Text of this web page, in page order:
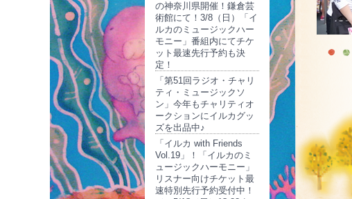
の神奈川県開催！鎌倉芸
術館にて！3/8（日）「イ
ルカのミュージックハー
モニー」番組内にてチケ
ット最速先行予約も決
定！
「第51回ラジオ・チャリ
ティ・ミュージックソ
ン」今年もチャリティオ
ークションにイルカグッ
ズを出品中♪
「イルカ with Friends
Vol.19」！「イルカのミ
ュージックハーモニー」
リスナー向けチケット最
速特別先行予約受付中！